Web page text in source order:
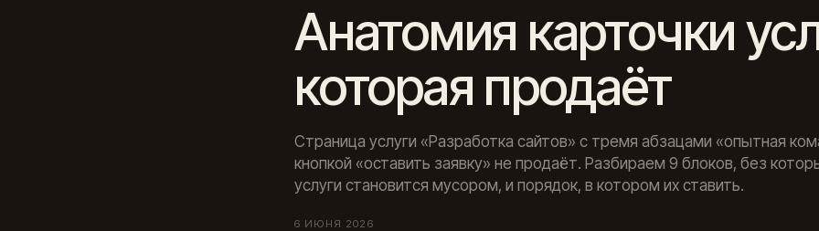
Анатомия карточки
которая продаёт
Страница услуги «Разработка сайтов» с тремя абзацами «опытная
кнопкой «оставить заявку» не продаёт. Разбираем 9 блоков, без
услуги становится мусором, и порядок, в котором их ставить.
6 ИЮНЯ 2026